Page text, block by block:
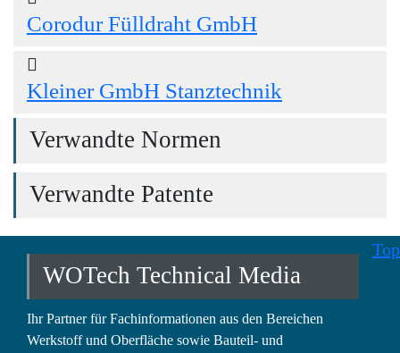
Corodur Fülldraht GmbH
Kleiner GmbH Stanztechnik
Verwandte Normen
Verwandte Patente
Top
WOTech Technical Media
Ihr Partner für Fachinformationen aus den Bereichen
Werkstoff und Oberfläche sowie Bauteil- und